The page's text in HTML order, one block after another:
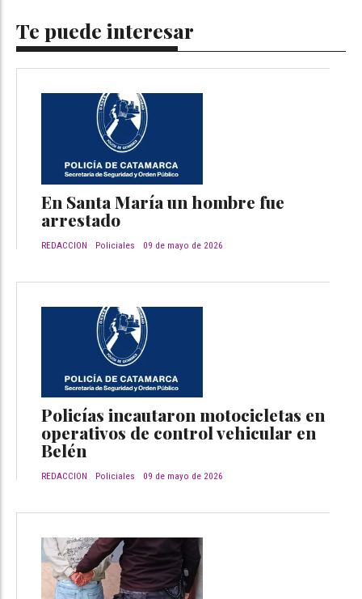
Te puede interesar
En Santa María un hombre fue
arrestado
REDACCION Policiales 09 de mayo de 2026
Policías incautaron motocicletas en
operativos de control vehicular en
Belén
REDACCION Policiales 09 de mayo de 2026